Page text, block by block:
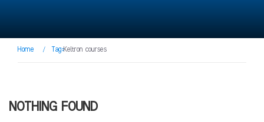
Home / Tag:Keltron courses
NOTHING FOUND